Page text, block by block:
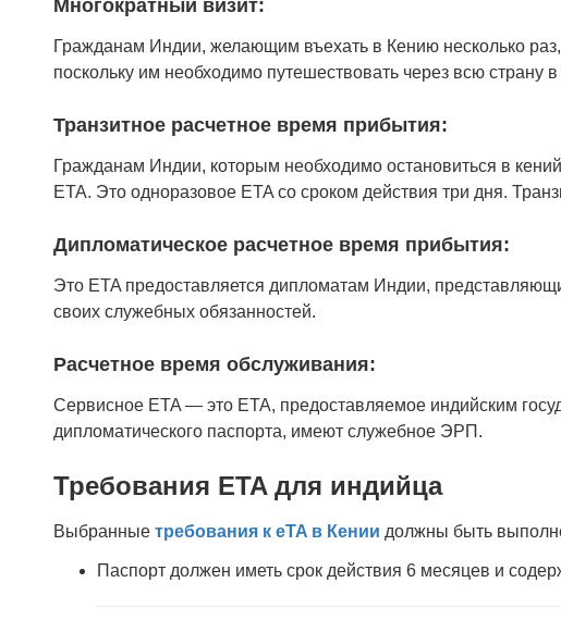
Многократный визит:
Гражданам Индии, желающим въехать в Кению несколько
поскольку им необходимо путешествовать через всю страну
Транзитное расчетное время прибытия:
Гражданам Индии, которым необходимо остановиться в
ETA. Это одноразовое ETA со сроком действия три дня.
Дипломатическое расчетное время прибытия:
Это ETA предоставляется дипломатам Индии,
своих служебных обязанностей.
Расчетное время обслуживания:
Сервисное ETA — это ETA, предоставляемое индийским
дипломатического паспорта, имеют служебное ЭРП.
Требования ETA для индийца
Выбранные требования к eTA в Кении должны быть
Паспорт должен иметь срок действия 6 месяцев и